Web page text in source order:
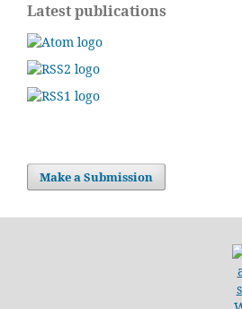
Latest publications
Make a Submission